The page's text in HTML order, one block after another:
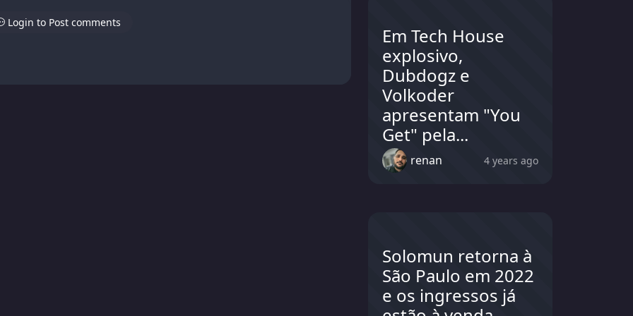
Login to Post comments
Em Tech House
explosivo,
Dubdogz e
Volkoder
apresentam "You
Get" pela...
renan 4 years ago
Solomun retorna à
São Paulo em 2022
e os ingressos já